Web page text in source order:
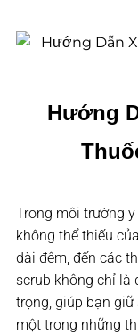
Hướng
Trong môi trường
không thể thiếu
dài đêm, đến các
scrub không chỉ là
trọng, giúp bạn giữ
một trong những